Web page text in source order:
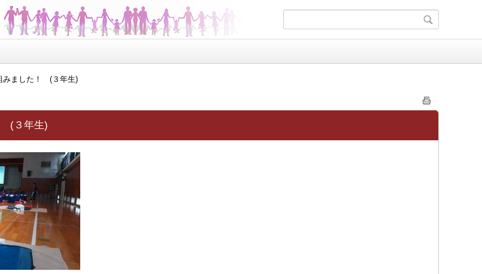
みました！ (３年生)
(３年生)